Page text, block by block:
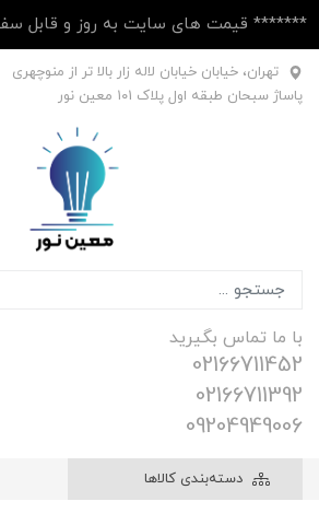
******* قیمت های سایت به روز و قابل
تهران، خیابان خیابان لاله زار بالا تر از منوچهری
پاساژ سبحان طبقه اول پلاک ۱۰1 معین نور
با ما تماس بگیرید
02166711452
02166711392
09204949006
دسته‌بندی کالاها